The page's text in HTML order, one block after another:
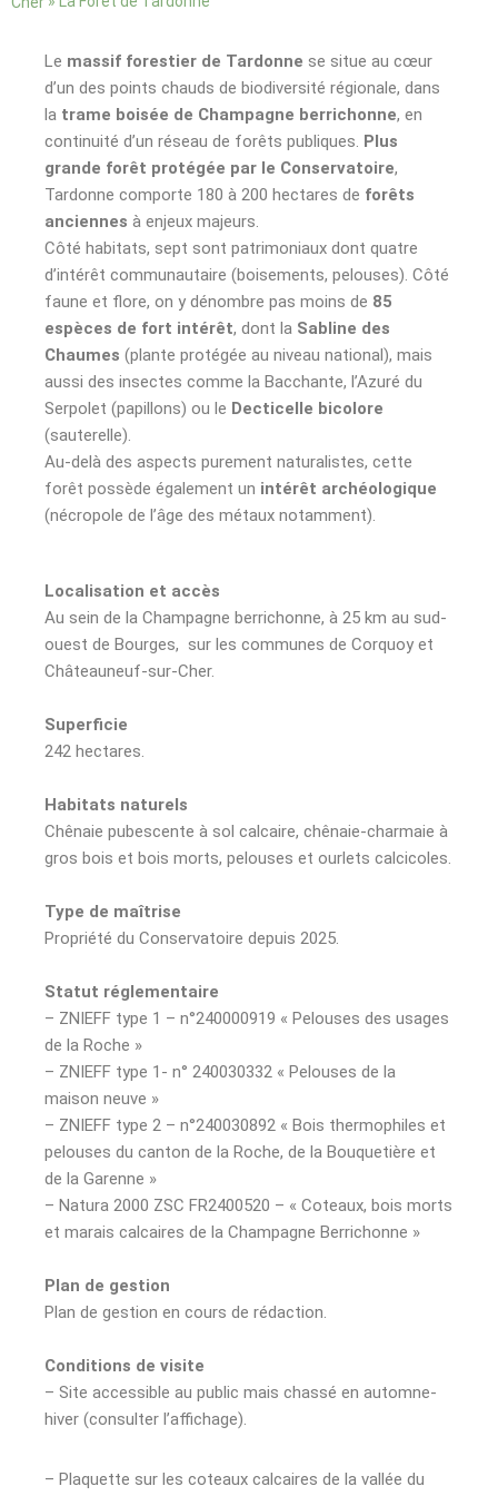
Le massif forestier de Tardonne se situe au cœur
d’un des points chauds de biodiversité régionale, dans
la trame boisée de Champagne berrichonne, en
continuité d’un réseau de forêts publiques. Plus
grande forêt protégée par le Conservatoire,
Tardonne comporte 180 à 200 hectares de forêts
anciennes à enjeux majeurs.
Côté habitats, sept sont patrimoniaux dont quatre
d’intérêt communautaire (boisements, pelouses). Côté
faune et flore, on y dénombre pas moins de 85
espèces de fort intérêt, dont la Sabline des
Chaumes (plante protégée au niveau national), mais
aussi des insectes comme la Bacchante, l’Azuré du
Serpolet (papillons) ou le Decticelle bicolore
(sauterelle).
Au-delà des aspects purement naturalistes, cette
forêt possède également un intérêt archéologique
(nécropole de l’âge des métaux notamment).
Localisation et accès
Au sein de la Champagne berrichonne, à 25 km au sud-
ouest de Bourges, sur les communes de Corquoy et
Châteauneuf-sur-Cher.
Superficie
242 hectares.
Habitats naturels
Chênaie pubescente à sol calcaire, chênaie-charmaie à
gros bois et bois morts, pelouses et ourlets calcicoles.
Type de maîtrise
Propriété du Conservatoire depuis 2025.
Statut réglementaire
– ZNIEFF type 1 – n°240000919 « Pelouses des usages
de la Roche »
– ZNIEFF type 1- n° 240030332 « Pelouses de la
maison neuve »
– ZNIEFF type 2 – n°240030892 « Bois thermophiles et
pelouses du canton de la Roche, de la Bouquetière et
de la Garenne »
– Natura 2000 ZSC FR2400520 – « Coteaux, bois morts
et marais calcaires de la Champagne Berrichonne »
Plan de gestion
Plan de gestion en cours de rédaction.
Conditions de visite
– Site accessible au public mais chassé en automne-
hiver (consulter l’affichage).
– Plaquette sur les coteaux calcaires de la vallée du